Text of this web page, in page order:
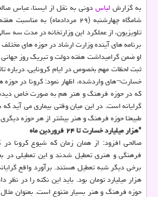
به گزارشلباسدونی به نقل از ایسنا، عباس
شامگاه چهارشنبه (۲۹ مردادماه)
تلویزیون، از عملکرد این وزارتخانه در مدت سه
برنامه های آینده وزارت ارشاد در حوزه های
او ضمن گرامیداشت هفته دولت و تبریک روز
ثبت لحظات مهم بخصوص در ایام کرونایی، درباره
خسارت¬های واردشده، اظهار نمود: کرونا در
که در حوزه فرهنگ و هنر هم به صورت خاص
گرایانه است. در این میان وقتی بیماری می آید
طبیعتا حوزه فرهنگ و هنر بیشتر از هر حوزه
*هزار میلیارد خسارت تا ۲۴ فروردین ماه
صالحی افزود: از همان زمان که شیوع کرونا
فرهنگی و هنری تعطیل شدند و این تعطیلی در
هزار میلیارد تومان بود. باید این نکته را در
حوزه فرهنگ و هنر بسیار متنوع است. بعنوان